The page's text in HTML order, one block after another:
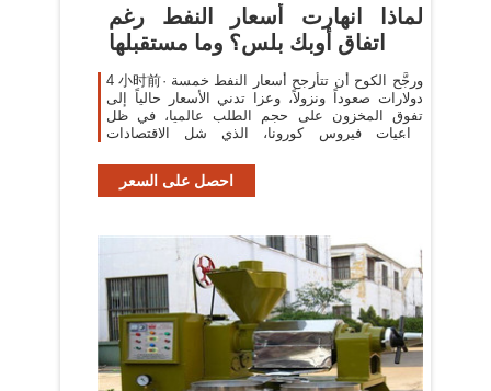
لماذا انهارت أسعار النفط رغم
اتفاق أوبك بلس؟ وما مستقبلها
4 小时前· ورجَّح الكوح أن تتأرجح أسعار النفط خمسة
دولارات صعوداً ونزولاً، وعزا تدني الأسعار حالياً إلى
تفوق المخزون على حجم الطلب عالميا، في ظل
تداعيات فيروس كورونا، الذي شل الاقتصادات
احصل على السعر